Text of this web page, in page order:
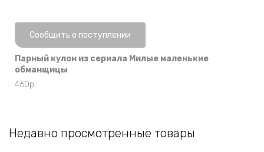
Нет в наличии
Сообщить о поступлении
Парный кулон из сериала Милые маленькие
обманщицы
460р.
Недавно просмотренные товары